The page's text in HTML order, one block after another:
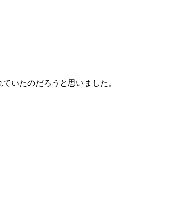
いたのだろうと思いました。